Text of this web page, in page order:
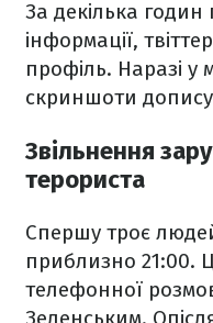
За декілька годин
інформації,
профіль. Наразі
скриншоти
Звільнення
терориста
Спершу троє
приблизно 21:00.
телефонної
Зеленським.